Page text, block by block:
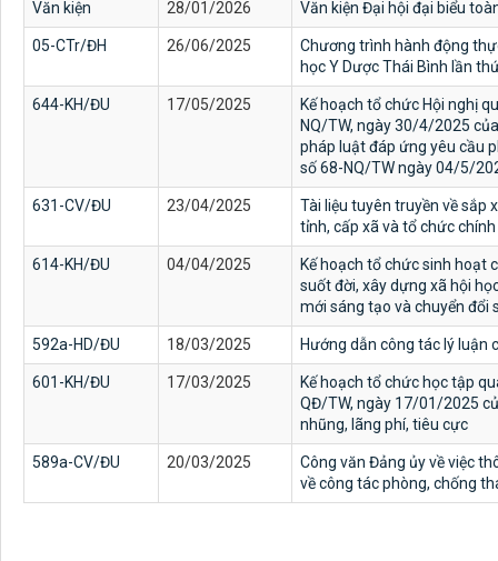
Văn kiện 28/01/2026 Văn kiện Đại hội đại biểu
05-CTr/ĐH 26/06/2025
Chương trình hành động
học Y Dược Thái Bình lần
644-KH/ĐU 17/05/2025
Kế hoạch tổ chức Hội nghị
NQ/TW, ngày 30/4/2025
pháp luật đáp ứng yêu cầu
số 68-NQ/TW ngày 04/5/
631-CV/ĐU 23/04/2025
Tài liệu tuyên truyền về sắp
tỉnh, cấp xã và tổ chức
614-KH/ĐU 04/04/2025
Kế hoạch tổ chức sinh hoạt
suốt đời, xây dựng xã hội
mới sáng tạo và chuyển đổi
592a-HD/ĐU 18/03/2025 Hướng dẫn công tác lý luận
601-KH/ĐU 17/03/2025
Kế hoạch tổ chức học tập
QĐ/TW, ngày 17/01/2025
nhũng, lãng phí, tiêu cực
589a-CV/ĐU 20/03/2025
Công văn Đảng ủy về việc
về công tác phòng, chống